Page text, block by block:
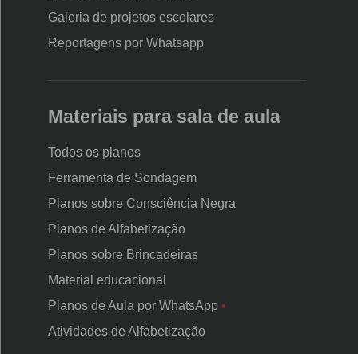
Galeria de projetos escolares
Reportagens por Whatsapp
Materiais para sala de aula
Todos os planos
Ferramenta de Sondagem
Planos sobre Consciência Negra
Planos de Alfabetização
Planos sobre Brincadeiras
Material educacional
Planos de Aula por WhatsApp•
Atividades de Alfabetização